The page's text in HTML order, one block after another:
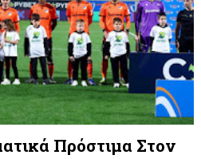
Πρόστιμα Στον